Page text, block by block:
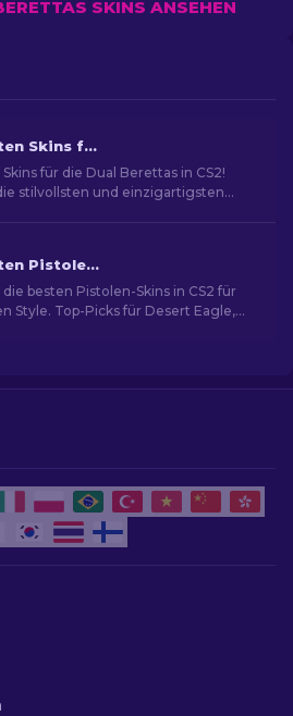
SKINS ANSEHEN
Die besten Skins für die Dual Berettas in CS2 [2026]
für die Dual Berettas in CS2!
stilvollsten und einzigartigsten
Die besten Pistolen-Skins in CS2 [2026]
besten Pistolen-Skins in CS2 für
Style. Top-Picks für Desert Eagle,